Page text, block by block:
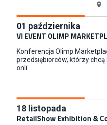
Junior RPA Developer (k/m)
TERG S.A.
01 października
VI EVENT OLIMP
Konferencja Olimp
przedsiębiorców, którzy
onli...
18 listopada
RetailShow Exhibition &